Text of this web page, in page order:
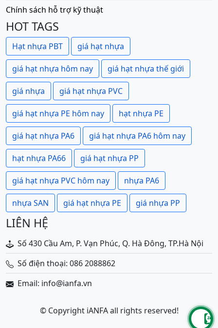
Chính sách hỗ trợ kỹ thuật
HOT TAGS
Hạt nhựa PBT giá hạt nhựa
giá hạt nhựa hôm nay giá hạt nhựa thế giới
giá nhựa giá hạt nhựa PVC
giá hạt nhựa PE hôm nay hạt nhựa PE
giá hạt nhựa PA6 giá hạt nhựa PA6 hôm nay
hạt nhựa PA66 giá hạt nhựa PP
giá hạt nhựa PVC hôm nay nhựa PA6
nhựa SAN giá hạt nhựa PE giá nhựa PP
LIÊN HỆ
Số 430 Cầu Am, P. Vạn Phúc, Q. Hà Đông, TP.Hà Nội
Số điện thoại: 086 2088862
Email: info@ianfa.vn
© Copyright iANFA all rights reserved!